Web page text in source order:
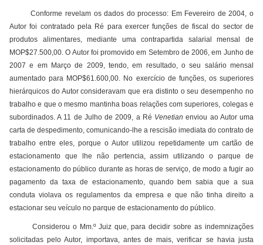
Conforme revelam os dados do processo: Em Fevereiro de 2004, o
Autor foi contratado pela Ré para exercer funções de fiscal do sector de
produtos alimentares, mediante uma contrapartida salarial mensal de
MOP$27.500,00. O Autor foi promovido em Setembro de 2006, em Junho de
2007 e em Março de 2009, tendo, em resultado, o seu salário mensal
aumentado para MOP$61.600,00. No exercício de funções, os superiores
hierárquicos do Autor consideravam que era distinto o seu desempenho no
trabalho e que o mesmo mantinha boas relações com superiores, colegas e
subordinados. A 11 de Julho de 2009, a Ré Venetian enviou ao Autor uma
carta de despedimento, comunicando-lhe a rescisão imediata do contrato de
trabalho entre eles, porque o Autor utilizou repetidamente um cartão de
estacionamento que lhe não pertencia, assim utilizando o parque de
estacionamento do público durante as horas de serviço, de modo a fugir ao
pagamento da taxa de estacionamento, quando bem sabia que a sua
conduta violava os regulamentos da empresa e que não tinha direito a
estacionar seu veículo no parque de estacionamento do público.
Considerou o Mm.º Juiz que, para decidir sobre as indemnizações
solicitadas pelo Autor, importava, antes de mais, verificar se havia justa